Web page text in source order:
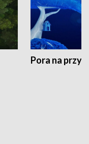
Pora na